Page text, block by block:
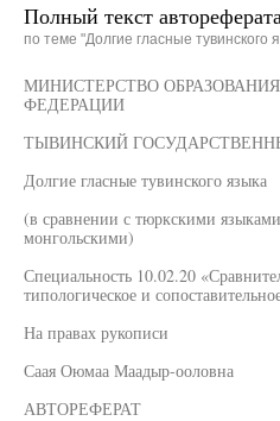
Полный текст
по теме "Долгие гласные тувинского
МИНИСТЕРСТВО
ФЕДЕРАЦИИ
ТЫВИНСКИЙ
Долгие гласные тувинского языка
(в сравнении с тюркскими
монгольскими)
Специальность 10.02.20
типологическое и
На правах рукописи
Саая Оюмаа Маадыр-ооловна
АВТОРЕФЕРАТ